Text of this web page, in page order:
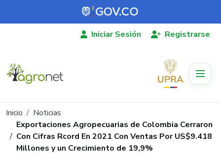
Pasar al contenido principal
Iniciar Sesión Registrarse
Ruta de navegación
Inicio
Noticias
Exportaciones Agropecuarias de Colombia Cerraron
Con Cifras Rcord En 2021 Con Ventas Por US$9.418
Millones y un Crecimiento de 19,9%